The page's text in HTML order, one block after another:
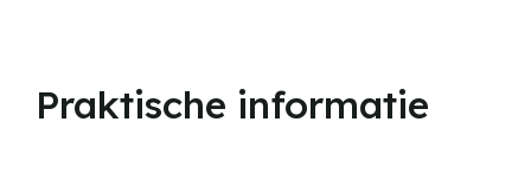
Praktische informatie